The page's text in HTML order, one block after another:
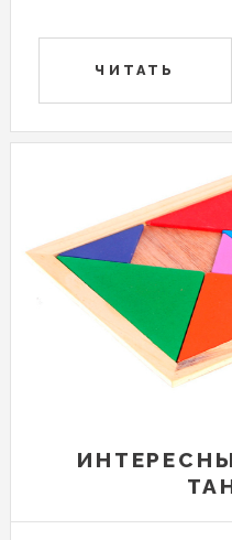
ЧИТАТЬ